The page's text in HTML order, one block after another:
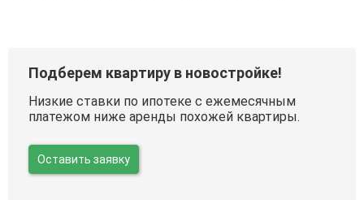
Подберем квартиру в новостройке!
Низкие ставки по ипотеке с ежемесячным
платежом ниже аренды похожей квартиры.
Оставить заявку